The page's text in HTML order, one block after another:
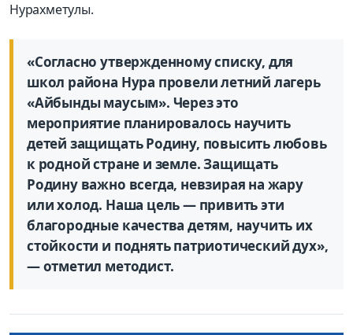
Нурахметулы.
«Согласно утвержденному списку, для
школ района Нура провели летний лагерь
«Айбынды маусым». Через это
мероприятие планировалось научить
детей защищать Родину, повысить любовь
к родной стране и земле. Защищать
Родину важно всегда, невзирая на жару
или холод. Наша цель — привить эти
благородные качества детям, научить их
стойкости и поднять патриотический дух»,
— отметил методист.